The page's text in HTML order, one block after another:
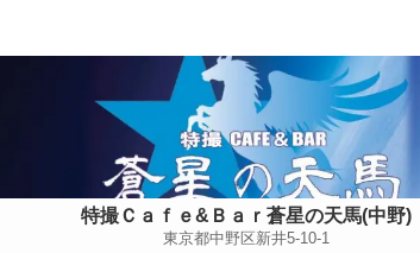
特撮Ｃａｆｅ&Ｂａｒ蒼星の天馬(中野)
東京都中野区新井5-10-1